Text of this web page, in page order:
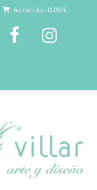
Su carrito -0,00€